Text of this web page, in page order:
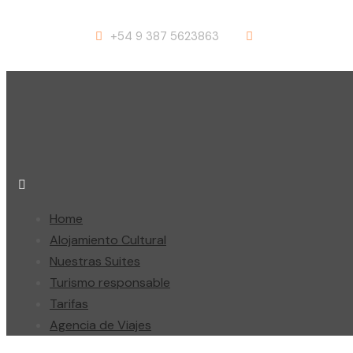
+54 9 387 5623863
Home
Alojamiento Cultural
Nuestras Suites
Turismo responsable
Tarifas
Agencia de Viajes